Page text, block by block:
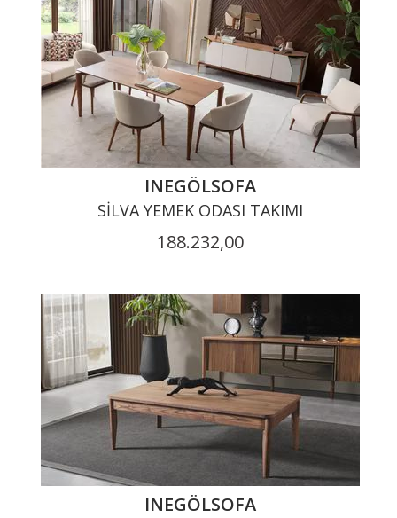
INEGÖLSOFA
SILVA YEMEK ODASI TAKIMI
188.232,00
INEGÖLSOFA